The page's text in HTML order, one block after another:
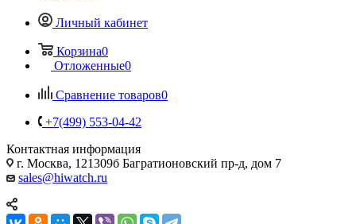
Личный кабинет
Корзина0
Отложенные0
Сравнение товаров0
+7(499) 553-04-42
Контактная информация
г. Москва, 121309б Багратионовский пр-д, дом 7
sales@hiwatch.ru